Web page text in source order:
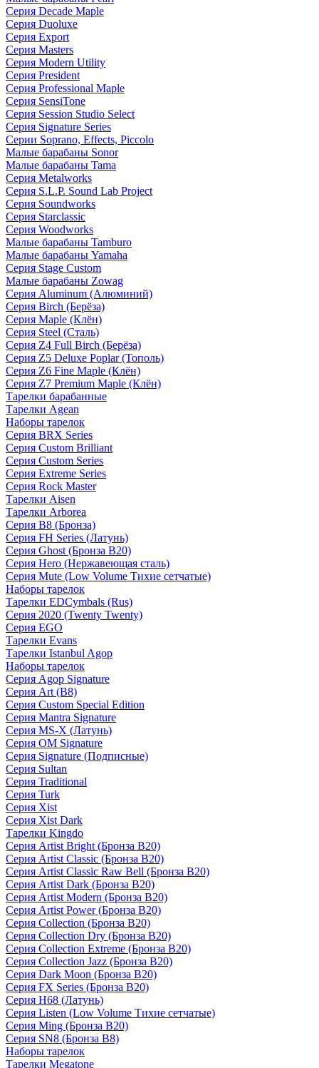
Серия Decade Maple
Серия Duoluxe
Серия Export
Серия Masters
Серия Modern Utility
Серия President
Серия Professional Maple
Серия SensiTone
Серия Session Studio Select
Серия Signature Series
Серии Soprano, Effects, Piccolo
Малые барабаны Sonor
Малые барабаны Tama
Серия Metalworks
Серия S.L.P. Sound Lab Project
Серия Soundworks
Серия Starclassic
Серия Woodworks
Малые барабаны Tamburo
Малые барабаны Yamaha
Серия Stage Custom
Малые барабаны Zowag
Серия Aluminum (Алюминий)
Серия Birch (Берёза)
Серия Maple (Клён)
Серия Steel (Сталь)
Серия Z4 Full Birch (Берёза)
Серия Z5 Deluxe Poplar (Тополь)
Серия Z6 Fine Maple (Клён)
Серия Z7 Premium Maple (Клён)
Тарелки барабанные
Тарелки Agean
Наборы тарелок
Серия BRX Series
Серия Custom Brilliant
Серия Custom Series
Серия Extreme Series
Серия Rock Master
Тарелки Aisen
Тарелки Arborea
Серия B8 (Бронза)
Серия FH Series (Латунь)
Серия Ghost (Бронза B20)
Серия Hero (Нержавеющая сталь)
Серия Mute (Low Volume Тихие сетчатые)
Наборы тарелок
Тарелки EDCymbals (Rus)
Серия 2020 (Twenty Twenty)
Серия EGO
Тарелки Evans
Тарелки Istanbul Agop
Наборы тарелок
Серия Agop Signature
Серия Art (B8)
Серия Custom Special Edition
Серия Mantra Signature
Серия MS-X (Латунь)
Серия OM Signature
Серия Signature (Подписные)
Серия Sultan
Серия Traditional
Серия Turk
Серия Xist
Серия Xist Dark
Тарелки Kingdo
Серия Artist Bright (Бронза B20)
Серия Artist Classic (Бронза B20)
Серия Artist Classic Raw Bell (Бронза B20)
Серия Artist Dark (Бронза B20)
Серия Artist Modern (Бронза B20)
Серия Artist Power (Бронза B20)
Серия Collection (Бронза B20)
Серия Collection Dry (Бронза B20)
Серия Collection Extreme (Бронза B20)
Серия Collection Jazz (Бронза B20)
Серия Dark Moon (Бронза B20)
Серия FX Series (Бронза B20)
Серия H68 (Латунь)
Серия Listen (Low Volume Тихие сетчатые)
Серия Ming (Бронза B20)
Серия SN8 (Бронза B8)
Наборы тарелок
Тарелки Megatone